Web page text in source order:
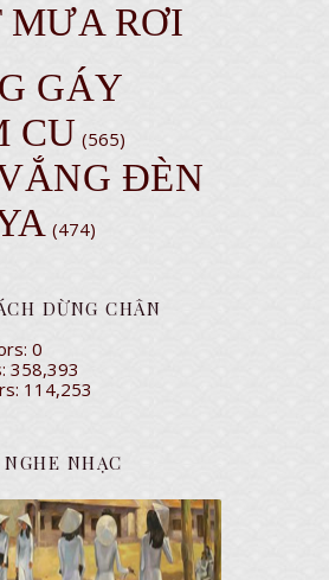
MƯA RƠI
GÁY
CU (565)
ĐÈN
(474)
DỪNG CHÂN
0
358,393
114,253
NGHE NHẠC